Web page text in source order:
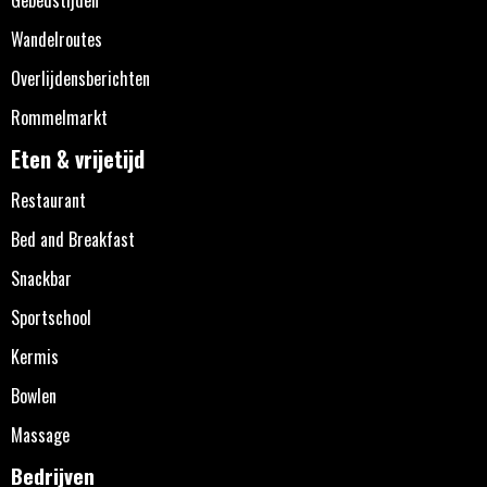
Wandelroutes
Overlijdensberichten
Rommelmarkt
Eten & vrijetijd
Restaurant
Bed and Breakfast
Snackbar
Sportschool
Kermis
Bowlen
Massage
Bedrijven